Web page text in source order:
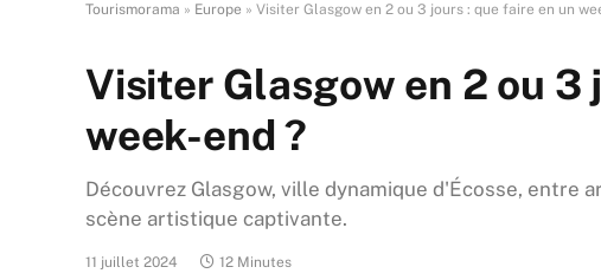
Tourismorama » Europe » Visiter Glasgow en 2 ou 3 jours : que faire en un
Visiter Glasgow en 2 ou 3
week-end ?
Découvrez Glasgow, ville dynamique d'Écosse,
scène artistique captivante.
11 juillet 2024 12 Minutes